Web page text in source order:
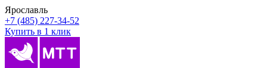
Ярославль
+7 (485) 227-34-52
Купить в 1 клик